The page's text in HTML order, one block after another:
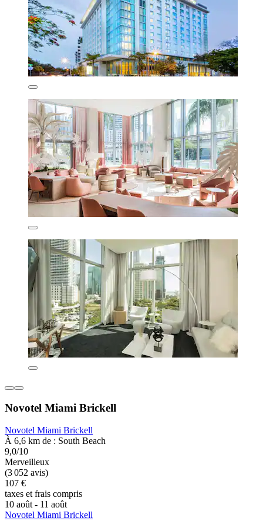
Novotel Miami Brickell
Novotel Miami Brickell
À 6,6 km de : South Beach
9,0/10
Merveilleux
(3 052 avis)
107 €
taxes et frais compris
10 août - 11 août
Novotel Miami Brickell